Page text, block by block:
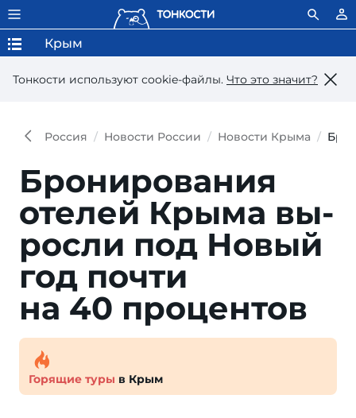
Тонкости используют сookie-файлы. Что это значит?
Крым
Россия Новости России Новости Крыма
Бронирования
отелей Крыма вы­
росли под Но­вый
год почти
на 40 процентов
Горящие туры в Крым